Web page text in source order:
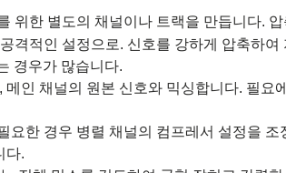
위한 별도의 채널이나 트랙을 만듭니다.
공격적인 설정으로. 신호를 강하게 압축하
경우가 많습니다.
메인 채널의 원본 신호와 믹싱합니다. 필
요한 경우 병렬 채널의 컴프레서 설정을
다.